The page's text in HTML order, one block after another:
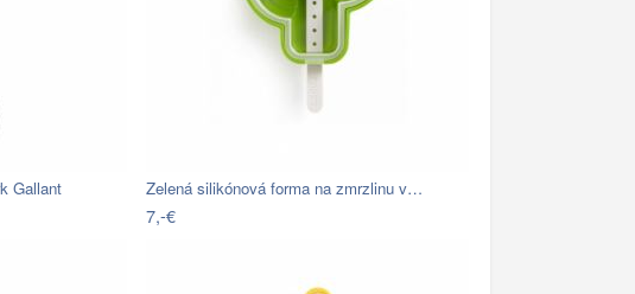
Gallant Zelená silikónová forma na zmrzlinu v…
7,-€